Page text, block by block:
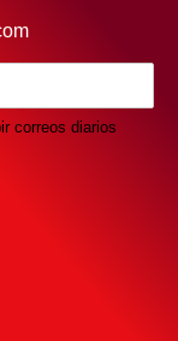
correos diarios